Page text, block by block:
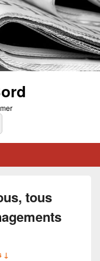
tous
↓